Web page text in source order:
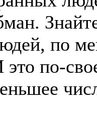
по
это по-